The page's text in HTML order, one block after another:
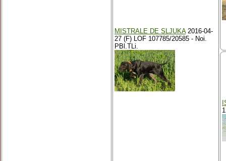
MISTRALE DE SLJUKA2016-04-
27 (F) LOF 107785/20585 - Noi.
PBl.TLi.